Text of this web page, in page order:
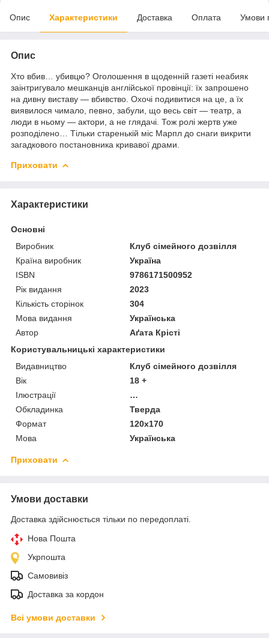
Опис Характеристики Доставка Оплата Умови
Опис
Хто вбив… убивцю? Оголошення в щоденній газеті неабияк
заінтригувало мешканців англійської провінції: їх запрошено
на дивну виставу — вбивство. Охочі подивитися на це, а їх
виявилося чимало, певно, забули, що весь світ — театр, а
люди в ньому — актори, а не глядачі. Тож ролі жертв уже
розподілено… Тільки старенькій міс Марпл до снаги викрити
загадкового постановника кривавої драми.
Приховати
Характеристики
Основні
Виробник
Клуб сімейного дозвілля
Країна виробник
Україна
ISBN
9786171500952
Рік видання
2023
Кількість сторінок
304
Мова видання
Українська
Автор
Аґата Крісті
Користувальницькі характеристики
Видавництво
Клуб сімейного дозвілля
Вік
18 +
Ілюстрації
…
Обкладинка
Тверда
Формат
120x170
Мова
Українська
Приховати
Умови доставки
Доставка здійснюється тільки по передоплаті.
Нова Пошта
Укрпошта
Самовивіз
Доставка за кордон
Всі умови доставки